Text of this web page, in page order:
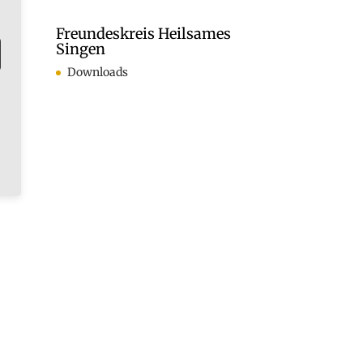
Freundeskreis Heilsames
Singen
Downloads